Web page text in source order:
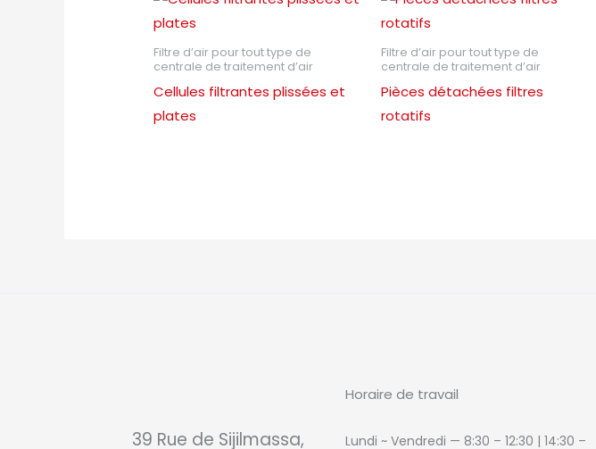
Filtre d’air pour tout type de
centrale de traitement d’air
Cellules filtrantes plissées et
plates
Filtre d’air pour tout type de
centrale de traitement d’air
Pièces détachées filtres
rotatifs
39 Rue de Sijilmassa,
Horaire de travail
Lundi ~ Vendredi — 8:30 – 12:30 | 14:30 –